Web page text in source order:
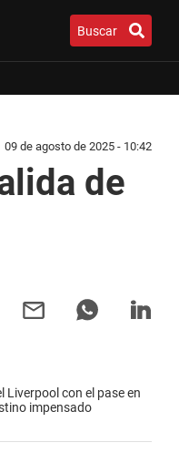
Buscar
09 de agosto de 2025 - 10:42
de
Liverpool con el pase en
impensado